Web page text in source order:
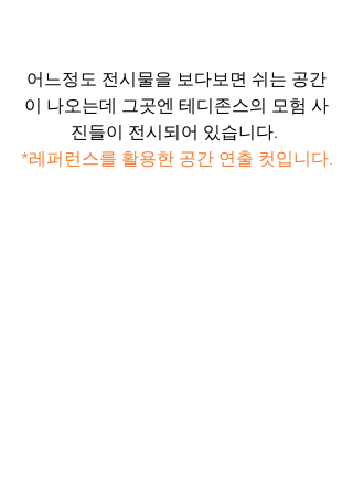
어느정도 전시물을 보다보면 쉬는 공간
이 나오는데 그곳엔 테디존스의 모험 사
진들이 전시되어 있습니다.
*레퍼런스를 활용한 공간 연출 컷입니다.